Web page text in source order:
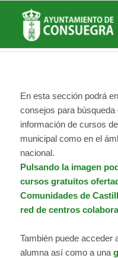
Listado de la
Usted está aquí: Inicio / Noticias
Empleo y Desarrollo
/ Formacion
En esta sección podrá
consejos para
información de cursos
municipal como en el
nacional.
Pulsando la imagen
cursos gratuitos
Comunidades de
red de centros
También puede acceder
alumna así como a una